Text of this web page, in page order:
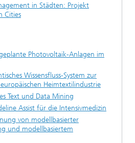
in Städten: Projekt
Cities
Photovoltaik-Anlagen im
Wissensfluss-System zur
Heimtextilindustrie
Text und Data Mining
Assist für die Intensivmedizin
von modellbasierter
und modellbasiertem